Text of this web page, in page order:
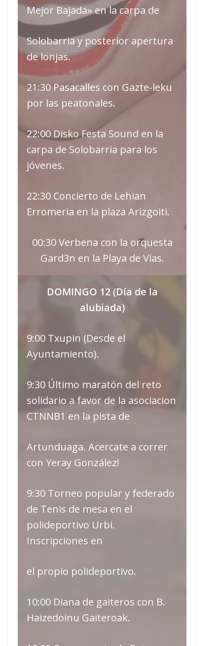
Mejor Bajada» en la carpa de
Solobarria y posterior apertura
de lonjas.
21:30 Pasacalles con Gazte-leku
por las peatonales.
22:00 Disko Festa Sound en la
carpa de Solobarria para los
jóvenes.
22:30 Concierto de Lehian
Erromeria en la plaza Arizgoiti.
00:30 Verbena con la orquesta
Gard3n en la Playa de Vías.
DOMINGO 12 (Día de la
alubiada)
9:00 Txupin (Desde el
Ayuntamiento).
9:30 Último maratón del reto
solidario a favor de la asociacion
CTNNB1 en la pista de
Artunduaga. Acercate a correr
con Yeray González!
9:30 Torneo popular y federado
de Tenis de mesa en el
polideportivo Urbi.
Inscripciones en
el propio polideportivo.
10:00 Diana de gaiteros con B.
Haizedoinu Gaiteroak.